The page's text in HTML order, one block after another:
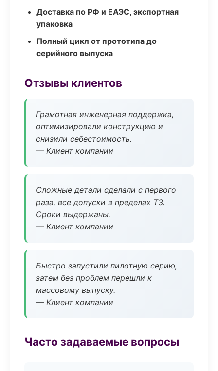
Доставка по РФ и ЕАЭС, экспортная
упаковка
Полный цикл от прототипа до
серийного выпуска
Отзывы клиентов
Грамотная инженерная поддержка,
оптимизировали конструкцию и
снизили себестоимость.
— Клиент компании
Сложные детали сделали с первого
раза, все допуски в пределах ТЗ.
Сроки выдержаны.
— Клиент компании
Быстро запустили пилотную серию,
затем без проблем перешли к
массовому выпуску.
— Клиент компании
Часто задаваемые вопросы